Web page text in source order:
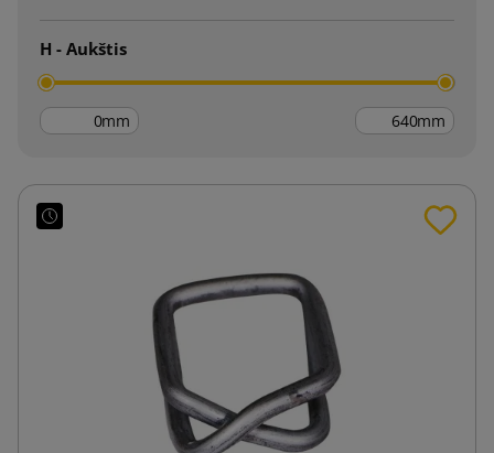
H - Aukštis
mm mm